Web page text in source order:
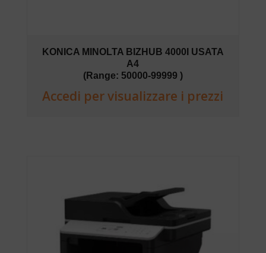
KONICA MINOLTA BIZHUB 4000I USATA
A4
(Range: 50000-99999 )
Accedi per visualizzare i prezzi